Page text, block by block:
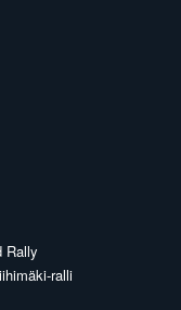
Rally
ralli